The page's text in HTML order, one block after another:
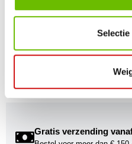
Word onderdeel van de
exclusieve uitnodigingen
mogelijkheden om uw
Gratis verzending